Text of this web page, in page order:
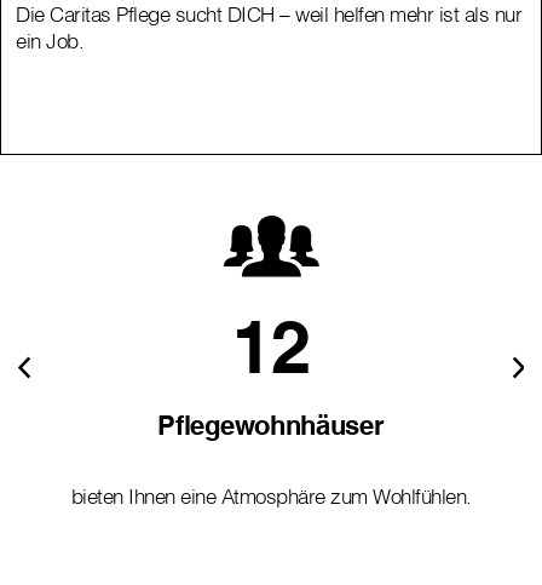
Die Caritas Pflege sucht DICH – weil helfen mehr ist als nur
ein Job.
Die Caritas Pflege sucht DICH – weil helfen mehr ist als nur
ein Job.
12
Pflegewohnhäuser
bieten Ihnen eine Atmosphäre zum Wohlfühlen.